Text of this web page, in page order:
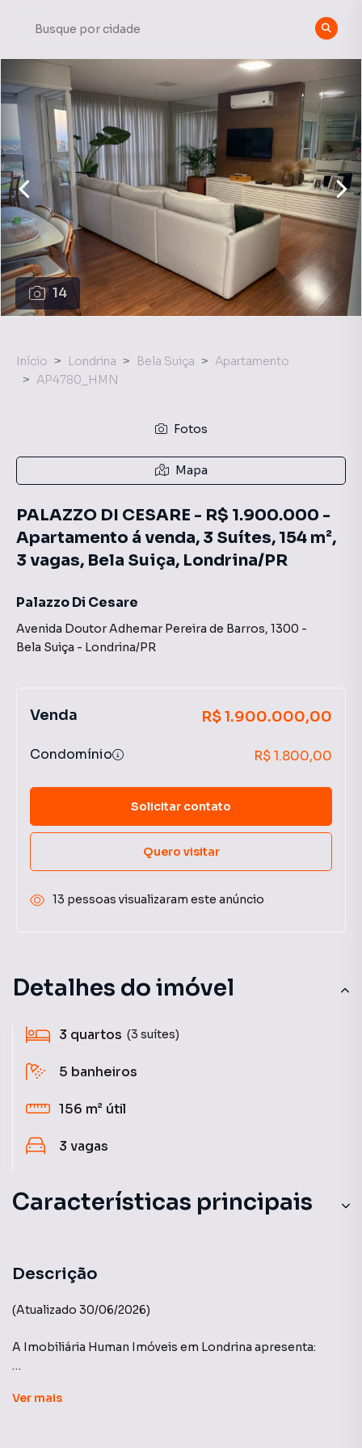
14
Detalhes do imóvel
3 quartos (3 suítes)
5 banheiros
156 m² útil
3 vagas
Características principais
Descrição
(Atualizado 30/06/2026)
A Imobiliária Human Imóveis em Londrina apresenta:
Ver mais
Início Londrina Bela Suiça
Apartamento
AP4780_HMN
Fotos
Mapa
PALAZZO DI CESARE - R$ 1.900.000 -
Apartamento á venda, 3 Suítes, 154 m²,
3 vagas, Bela Suiça, Londrina/PR
Palazzo Di Cesare
Avenida Doutor Adhemar Pereira de Barros, 1300 -
Bela Suiça - Londrina/PR
Venda R$ 1.900.000,00
Condomínio R$ 1.800,00
Solicitar contato
Quero visitar
13 pessoas visualizaram este anúncio